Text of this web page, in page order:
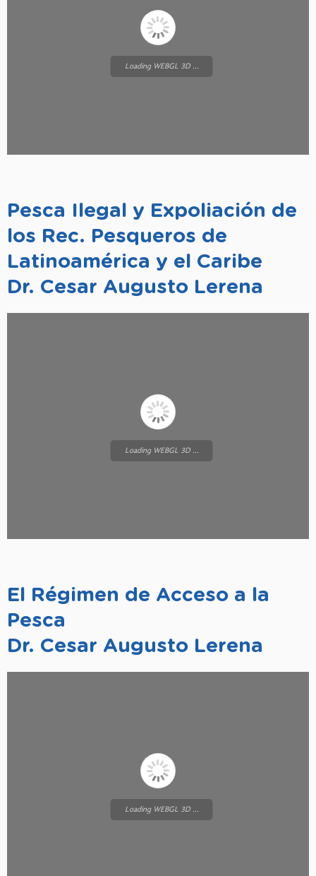
Loading WEBGL 3D ...
Pesca Ilegal y Expoliación de
los Rec. Pesqueros de
Latinoamérica y el Caribe
Dr. Cesar Augusto Lerena
Loading WEBGL 3D ...
El Régimen de Acceso a la
Pesca
Dr. Cesar Augusto Lerena
Loading WEBGL 3D ...